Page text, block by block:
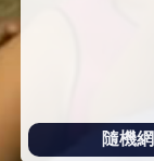
隨機